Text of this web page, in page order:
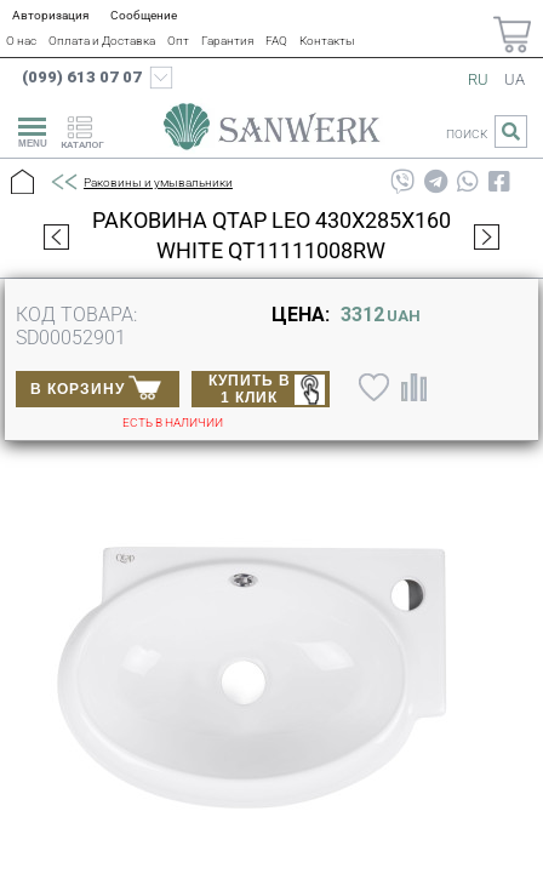
Авторизация
Сообщение
О нас
Оплата и Доставка Опт Гарантия FAQ Контакты
(099) 613 07 07
КАТАЛОГ
RU UA
ПОИСК
Раковины и умывальники
РАКОВИНА QTAP LEO 430X285X160
WHITE QT11111008RW
КОД ТОВАРА:
SD00052901
ЦЕНА: 3312 UAH
В КОРЗИНУ
КУПИТЬ В
1 КЛИК
ЕСТЬ В НАЛИЧИИ